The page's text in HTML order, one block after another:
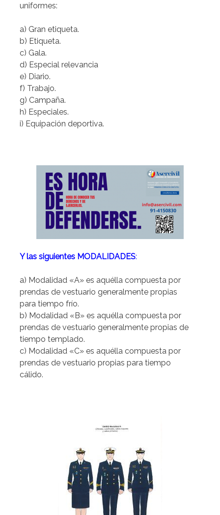
uniformes:
a) Gran etiqueta.
b) Etiqueta.
c) Gala.
d) Especial relevancia
e) Diario.
f) Trabajo.
g) Campaña.
h) Especiales.
i) Equipación deportiva.
Y las siguientes MODALIDADES:
a) Modalidad «A» es aquélla compuesta por
prendas de vestuario generalmente propias
para tiempo frío.
b) Modalidad «B» es aquélla compuesta por
prendas de vestuario generalmente propias de
tiempo templado.
c) Modalidad «C» es aquélla compuesta por
prendas de vestuario propias para tiempo
cálido.